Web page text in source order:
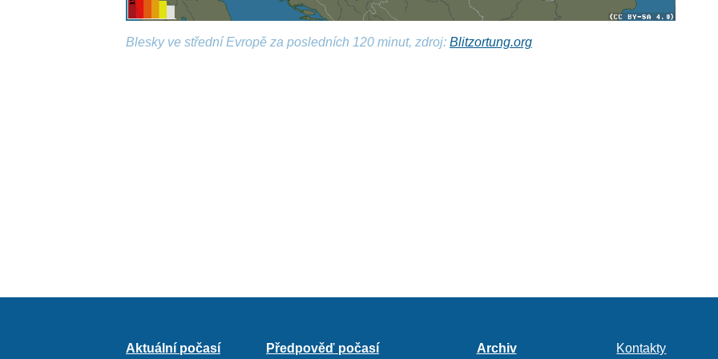
Blesky ve střední Evropě za posledních 120 minut, zdroj:Blitzortung.org
Aktuální počasí Předpověď počasí Archiv Kontakty